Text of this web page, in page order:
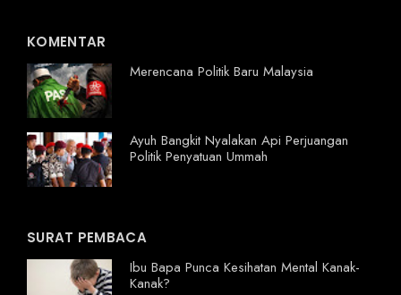
KOMENTAR
Merencana Politik Baru Malaysia
Ayuh Bangkit Nyalakan Api Perjuangan
Politik Penyatuan Ummah
SURAT PEMBACA
Ibu Bapa Punca Kesihatan Mental Kanak-
Kanak?